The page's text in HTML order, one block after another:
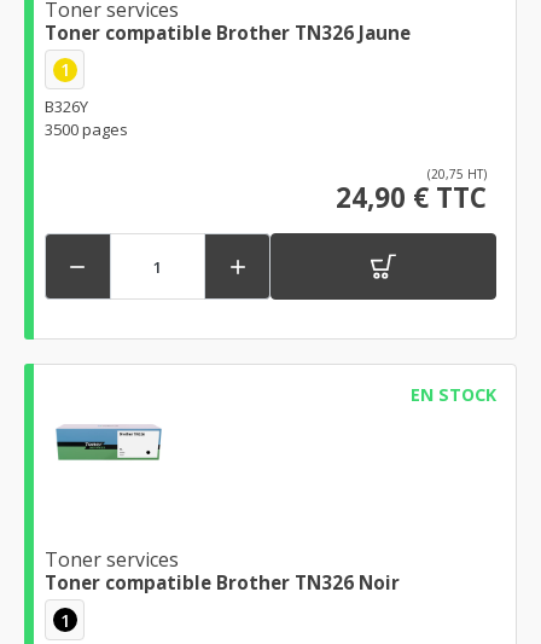
Toner services
Toner compatible Brother TN326 Jaune
1
B326Y
3500 pages
(20,75 HT)
24,90 € TTC
 
EN STOCK
Toner services
Toner compatible Brother TN326 Noir
1